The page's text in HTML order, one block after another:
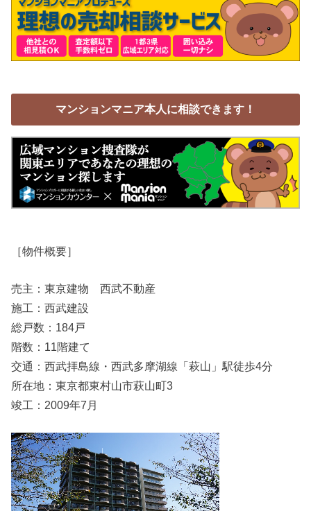
マンションマニア本人に相談できます！
［物件概要］
売主：東京建物 西武不動産
施工：西武建設
総戸数：184戸
階数：11階建て
交通：西武拝島線・西武多摩湖線「萩山」駅徒歩4分
所在地：東京都東村山市萩山町3
竣工：2009年7月